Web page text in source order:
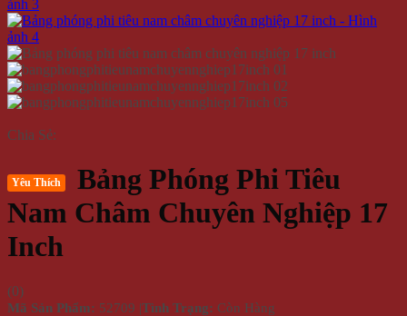
Chia Sẻ:
Yêu Thích
Bảng Phóng Phi Tiêu
Nam Châm Chuyên Nghiệp 17
Inch
(0)
Mã Sản Phẩm: 52709 |Tình Trạng: Còn Hàng